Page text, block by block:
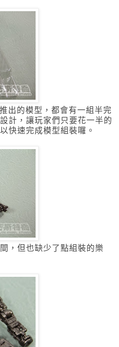
出的模型，都會有一組半完
計，讓玩家們只要花一半的
快速完成模型組裝囉。
，但也缺少了點組裝的樂